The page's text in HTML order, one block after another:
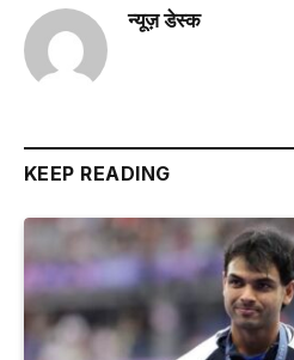
न्यूज़ डेस्क
KEEP READING